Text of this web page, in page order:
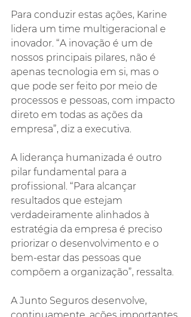
Para conduzir estas ações, Karine
lidera um time multigeracional e
inovador. “A inovação é um de
nossos principais pilares, não é
apenas tecnologia em si, mas o
que pode ser feito por meio de
processos e pessoas, com impacto
direto em todas as ações da
empresa”, diz a executiva.
A liderança humanizada é outro
pilar fundamental para a
profissional. “Para alcançar
resultados que estejam
verdadeiramente alinhados à
estratégia da empresa é preciso
priorizar o desenvolvimento e o
bem-estar das pessoas que
compõem a organização”, ressalta.
A Junto Seguros desenvolve,
continuamente, ações importantes